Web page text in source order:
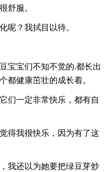
舒服。
？我拭目以待。
宝们不知不觉的.都长出
都健康茁壮的成长着。
一定非常快乐，都有自
我很快乐，因为有了这
还以为她要把绿豆芽炒